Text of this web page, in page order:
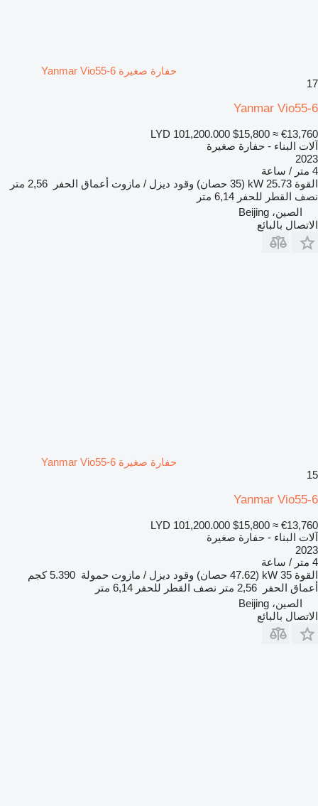
حفارة صغيرة Yanmar Vio55-6
17
Yanmar Vio55-6
LYD 101,200.000 $15,800 ≈ €13,760
آلات البناء - حفارة صغيرة
2023
4 متر / ساعة
القوة 25.73 kW (35 حصان) وقود ديزل / مازوت أعماق الحفر
2,56 متر
نصف القطر للحفر 6,14 متر
الصين، Beijing
الاتصال بالبائع
حفارة صغيرة Yanmar Vio55-6
15
Yanmar Vio55-6
LYD 101,200.000 $15,800 ≈ €13,760
آلات البناء - حفارة صغيرة
2023
4 متر / ساعة
القوة 35 kW (47.62 حصان) وقود ديزل / مازوت حمولة 5.390 كجم
أعماق الحفر
2,56 متر نصف القطر للحفر 6,14 متر
الصين، Beijing
الاتصال بالبائع